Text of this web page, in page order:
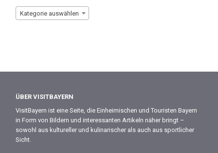
Kategorie auswählen
ÜBER VISITBAYERN
VisitBayern ist eine Seite, die Einheimischen und Touristen Bayern
in Form von Bildern und interessanten Artikeln näher bringt –
sowohl aus kultureller und kulinarischer als auch aus sportlicher
Sicht.